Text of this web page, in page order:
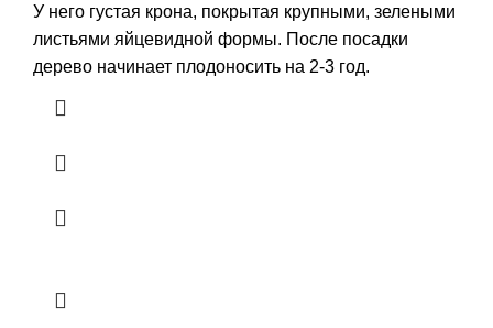
У него густая крона, покрытая крупными, зелеными
листьями яйцевидной формы. После посадки
дерево начинает плодоносить на 2-3 год.